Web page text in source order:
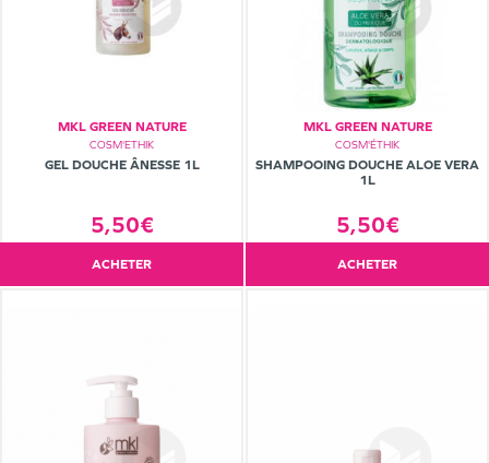
MKL GREEN NATURE
COSM'ETHIK
GEL DOUCHE ÂNESSE 1L
5,50€
ACHETER
MKL GREEN NATURE
COSM'ÉTHIK
SHAMPOOING DOUCHE ALOE VERA
1L
5,50€
ACHETER